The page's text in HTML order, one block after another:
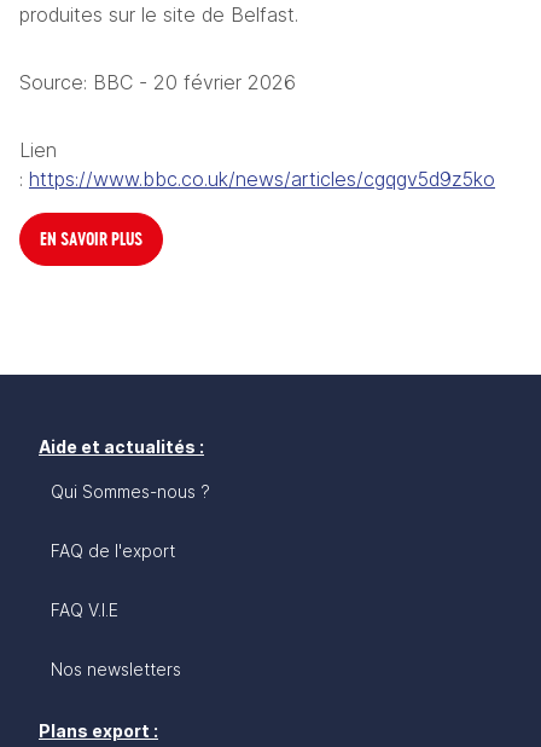
produites sur le site de Belfast.
Source: BBC - 20 février 2026
Lien
: https://www.bbc.co.uk/news/articles/cgqgv5d9z5ko
EN SAVOIR PLUS
Aide et actualités :
Qui Sommes-nous ?
FAQ de l'export
FAQ V.I.E
Nos newsletters
Plans export :